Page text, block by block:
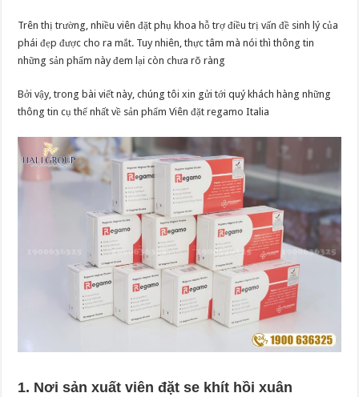
Regamo
của
người
thời
phẩm
Trên thị trường, nhiều viên đặt phụ khoa hỗ trợ điều trị vấn đề sinh lý của
phái đẹp được cho ra mắt. Tuy nhiên, thực tâm mà nói thì thông tin
những sản phẩm này đem lại còn chưa rõ ràng
Bởi vậy, trong bài viết này, chúng tôi xin gửi tới quý khách hàng những
thông tin cụ thể nhất về sản phẩm Viên đặt regamo Italia
1. Nơi sản xuất viên đặt se khít hồi xuân